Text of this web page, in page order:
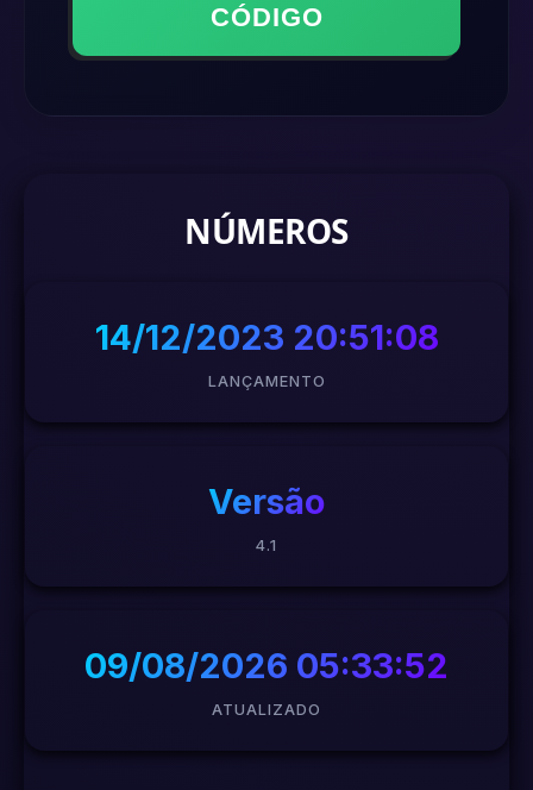
CÓDIGO
NÚMEROS
14/12/2023 20:51:08
LANÇAMENTO
Versão
4.1
09/08/2026 05:33:52
ATUALIZADO